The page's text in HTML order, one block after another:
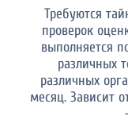
Требуются
проверок
выполняется
различных
различных
месяц. Зависит